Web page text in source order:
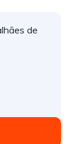
de